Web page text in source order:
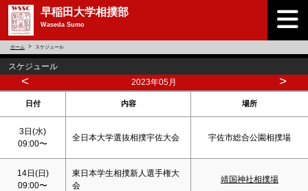
早稲田大学相撲部
Waseda Sumo
ホーム スケジュール
スケジュール
< 2023年05月 >
日付 内容 場所
3日(水)
09:00〜
全日本大学選抜相撲宇佐大会 宇佐市総合公園相撲場
14日(日)
09:00〜
東日本学生相撲新人選手権大
会
靖国神社相撲場